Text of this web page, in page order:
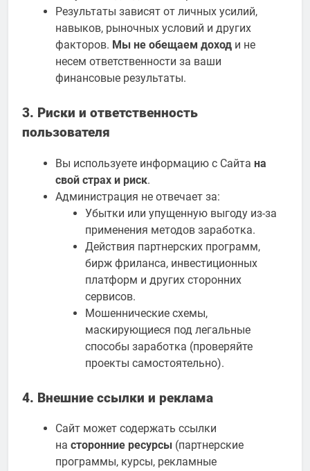
Результаты зависят от личных усилий,
навыков, рыночных условий и других
факторов. Мы не обещаем доход и не
несем ответственности за ваши
финансовые результаты.
3. Риски и ответственность
пользователя
Вы используете информацию с Сайта на
свой страх и риск.
Администрация не отвечает за:
Убытки или упущенную выгоду из-за
применения методов заработка.
Действия партнерских программ,
бирж фриланса, инвестиционных
платформ и других сторонних
сервисов.
Мошеннические схемы,
маскирующиеся под легальные
способы заработка (проверяйте
проекты самостоятельно).
4. Внешние ссылки и реклама
Сайт может содержать ссылки
на сторонние ресурсы (партнерские
программы, курсы, рекламные